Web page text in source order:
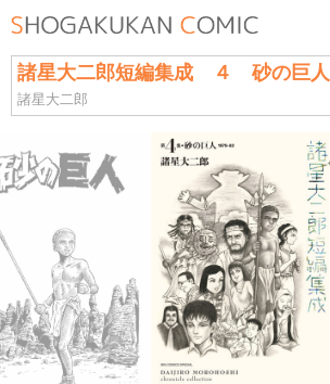
諸星大二郎短編集成 ４ 砂の巨人
諸星大二郎